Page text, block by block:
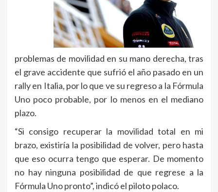
problemas de movilidad en su mano derecha, tras
el grave accidente que sufrió el año pasado en un
rally en Italia, por lo que ve su regreso a la Fórmula
Uno poco probable, por lo menos en el mediano
plazo.
“Si consigo recuperar la movilidad total en mi
brazo, existiría la posibilidad de volver, pero hasta
que eso ocurra tengo que esperar. De momento
no hay ninguna posibilidad de que regrese a la
Fórmula Uno pronto”, indicó el piloto polaco.